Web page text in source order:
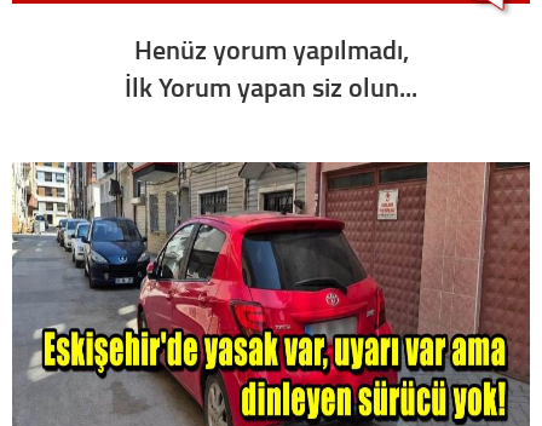
Henüz yorum yapılmadı,
İlk Yorum yapan siz olun...